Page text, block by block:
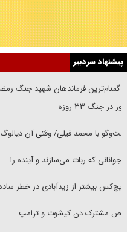
پیشنهاد سردبیر
حضور در جنگ ۳۳ روزه
گفت‌وگو با محمد فیلی/ وقتی آن دیالوگ
نوجوانانی که ربات می‌سازند و آینده را
هیچ‌کس بیشتر از زیدآبادی در خطر
رقص مشترک دن کیشوت و ترامپ